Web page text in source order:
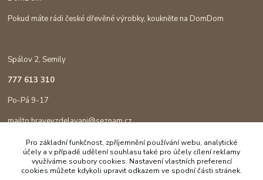
Pokud máte rádi české dřevěné výrobky, koukněte na DomDom
Spálov 2, Semily
777 613 310
Po-Pá 9-17
mailto:hravevzdelavani@seznam.cz
Pro základní funkčnost, zpříjemnění používání webu, analytické
účely a v případě udělení souhlasu také pro účely cílení reklamy
využíváme soubory cookies. Nastavení vlastních preferencí
cookies můžete kdykoli upravit odkazem ve spodní části stránek.